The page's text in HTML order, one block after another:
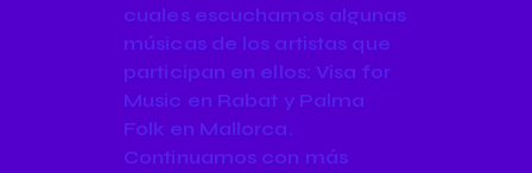
cuales escuchamos algunas
músicas de los artistas que
participan en ellos: Visa for
Music en Rabat y Palma
Folk en Mallorca.
Continuamos con más